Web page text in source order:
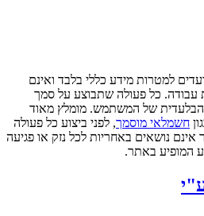
למטרות מידע כללי בלבד ואינם
עבודה. כל פעולה שתבוצע על סמך
של המשתמש. מומלץ מאוד
חשמלאי מוסמך, לפני ביצוע כל פעולה
נושאים באחריות לכל נזק או פגיעה
המופיע באתר.